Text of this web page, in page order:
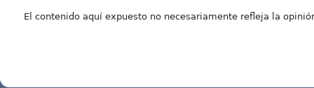
El contenido aquí expuesto no necesariamente refleja la